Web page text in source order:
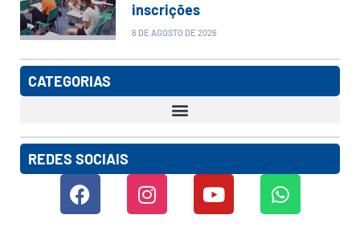
inscrições
6 DE AGOSTO DE 2026
CATEGORIAS
REDES SOCIAIS